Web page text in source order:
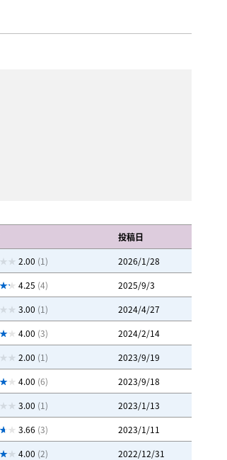
投稿日
2.00 (1)
2026/1/28
4.25 (4)
2025/9/3
3.00 (1)
2024/4/27
4.00 (3)
2024/2/14
2.00 (1)
2023/9/19
4.00 (6)
2023/9/18
3.00 (1)
2023/1/13
3.66 (3)
2023/1/11
4.00 (2)
2022/12/31